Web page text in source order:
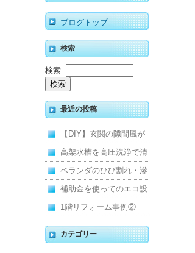
ブログトップ
検索
検索:
最近の投稿
【DIY】玄関の隙間風が
寒くて断熱ドアに交換し
ました
高架水槽を高圧洗浄で清
掃！衛生的な給水環境を
維持｜施工事例
ベランダのひび割れ・滲
みを解消！賃貸マンショ
ン防水工事
補助金を使ってのエコ設
備住宅リフォーム
1階リフォーム事例②｜
キッチン・床・収納を一
新し、扉新設で動線を整
カテゴリー